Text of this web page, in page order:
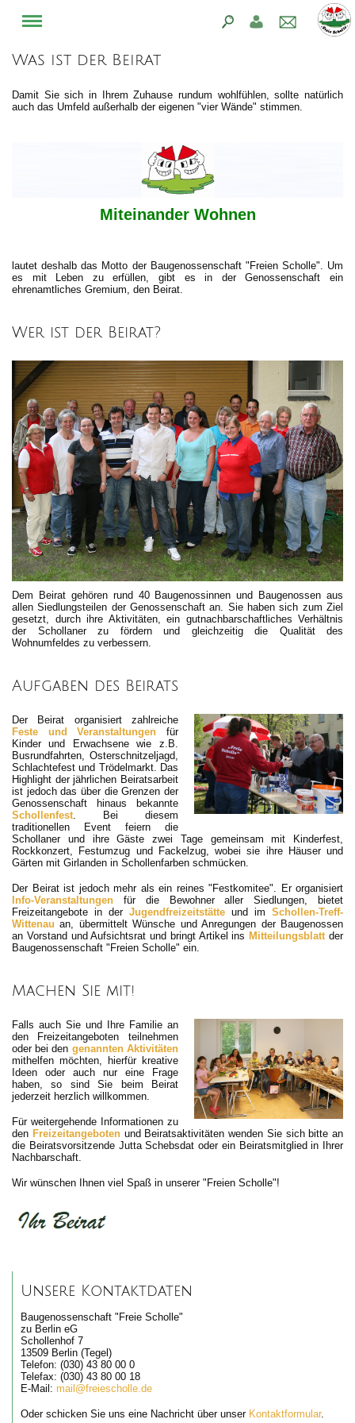
Was ist der Beirat
Damit Sie sich in Ihrem Zuhause rundum wohlfühlen, sollte natürlich
auch das Umfeld außerhalb der eigenen "vier Wände" stimmen.
Miteinander Wohnen
lautet deshalb das Motto der Baugenossenschaft "Freien Scholle". Um
es mit Leben zu erfüllen, gibt es in der Genossenschaft ein
ehrenamtliches Gremium, den Beirat.
Wer ist der Beirat?
Dem Beirat gehören rund 40 Baugenossinnen und Baugenossen aus
allen Siedlungsteilen der Genossenschaft an. Sie haben sich zum Ziel
gesetzt, durch ihre Aktivitäten, ein gutnachbarschaftliches Verhältnis
der Schollaner zu fördern und gleichzeitig die Qualität des
Wohnumfeldes zu verbessern.
Aufgaben des Beirats
Der Beirat organisiert zahlreiche
Feste und Veranstaltungen für
Kinder und Erwachsene wie z.B.
Busrundfahrten, Osterschnitzeljagd,
Schlachtefest und Trödelmarkt. Das
Highlight der jährlichen Beiratsarbeit
ist jedoch das über die Grenzen der
Genossenschaft hinaus bekannte
Schollenfest. Bei diesem
traditionellen Event feiern die
Schollaner und ihre Gäste zwei Tage gemeinsam mit Kinderfest,
Rockkonzert, Festumzug und Fackelzug, wobei sie ihre Häuser und
Gärten mit Girlanden in Schollenfarben schmücken.
Der Beirat ist jedoch mehr als ein reines "Festkomitee". Er organisiert
Info-Veranstaltungen für die Bewohner aller Siedlungen, bietet
Freizeitangebote in der Jugendfreizeitstätte und im Schollen-Treff-
Wittenau an, übermittelt Wünsche und Anregungen der Baugenossen
an Vorstand und Aufsichtsrat und bringt Artikel ins Mitteilungsblattder
Baugenossenschaft "Freien Scholle" ein.
Machen Sie mit!
Falls auch Sie und Ihre Familie an
den Freizeitangeboten teilnehmen
oder bei den genannten Aktivitäten
mithelfen möchten, hierfür kreative
Ideen oder auch nur eine Frage
haben, so sind Sie beim Beirat
jederzeit herzlich willkommen.
Für weitergehende Informationen zu
den Freizeitangebotenund Beiratsaktivitäten wenden Sie sich bitte an
die Beiratsvorsitzende Jutta Schebsdat oder ein Beiratsmitglied in Ihrer
Nachbarschaft.
Wir wünschen Ihnen viel Spaß in unserer "Freien Scholle"!
Unsere Kontaktdaten
Baugenossenschaft "Freie Scholle"
zu Berlin eG
Schollenhof 7
13509 Berlin (Tegel)
Telefon: (030) 43 80 00 0
Telefax: (030) 43 80 00 18
E-Mail: mail@freiescholle.de
Oder schicken Sie uns eine Nachricht über unser Kontaktformular.